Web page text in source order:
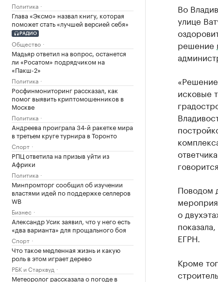
Политика
Глава «Эксмо» назвал книгу, которая
поможет стать «лучшей версией себя»
РАДИО
Общество
Мадьяр ответил на вопрос, останется
ли «Росатом» подрядчиком на
«Пакш-2»
Политика
Росфинмониторинг рассказал, как
помог выявить криптомошенников в
Москве
Политика
Андреева проиграла 34-й ракетке мира
в третьем круге турнира в Торонто
Спорт
РПЦ ответила на призыв уйти из
Африки
Политика
Минпромторг сообщил об изучении
властями идей по поддержке селлеров
WB
Бизнес
Александр Усик заявил, что у него есть
«два варианта» для прощального боя
Спорт
Что такое медленная жизнь и какую
роль в этом играет дерево
РБК и Старквуд
Метеоролог рассказала о погоде в
Во
улице
решение
исковые
Поводом
о
ЕГРН.
Кроме